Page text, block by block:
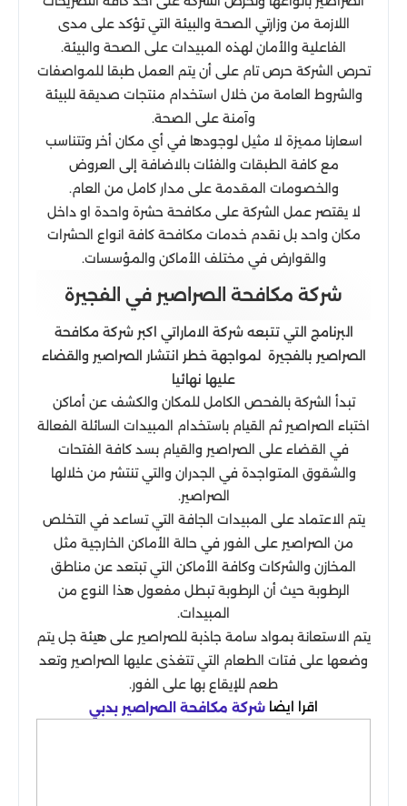
اللازمة من وزارتي الصحة والبيئة التي تؤكد على مدى
الفاعلية والأمان لهذه المبيدات على الصحة والبيئة.
تحرص الشركة حرص تام على أن يتم العمل طبقا للمواصفات
والشروط العامة من خلال استخدام منتجات صديقة للبيئة
وآمنة على الصحة.
اسعارنا مميزة لا مثيل لوجودها في أي مكان أخر وتتناسب
مع كافة الطبقات والفئات بالاضافة إلى العروض
والخصومات المقدمة على مدار كامل من العام.
لا يقتصر عمل الشركة على مكافحة حشرة واحدة او داخل
مكان واحد بل نقدم خدمات مكافحة كافة انواع الحشرات
والقوارض في مختلف الأماكن والمؤسسات.
شركة مكافحة الصراصير في الفجيرة
البرنامج التي تتبعه شركة الاماراتي اكبر شركة مكافحة
الصراصير بالفجيرة لمواجهة خطر انتشار الصراصير والقضاء
عليها نهائيا
تبدأ الشركة بالفحص الكامل للمكان والكشف عن أماكن
اختباء الصراصير ثم القيام باستخدام المبيدات السائلة الفعالة
في القضاء على الصراصير والقيام بسد كافة الفتحات
والشقوق المتواجدة في الجدران والتي تنتشر من خلالها
الصراصير.
يتم الاعتماد على المبيدات الجافة التي تساعد في التخلص
من الصراصير على الفور في حالة الأماكن الخارجية مثل
المخازن والشركات وكافة الأماكن التي تبتعد عن مناطق
الرطوبة حيث أن الرطوبة تبطل مفعول هذا النوع من
المبيدات.
يتم الاستعانة بمواد سامة جاذبة للصراصير على هيئة جل يتم
وضعها على فتات الطعام التي تتغذى عليها الصراصير وتعد
طعم للإيقاع بها على الفور.
اقرا ايضا شركة مكافحة الصراصير بدبي